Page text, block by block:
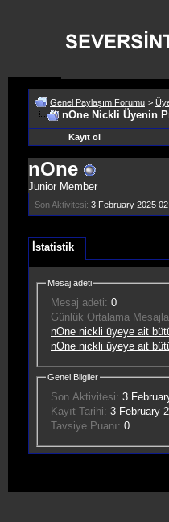
Genel Paylaşım Forumu >
nOne Nickli Üyenin
Kayıt ol
nOne
Junior Member
Son Aktivitesi: 3 February 2025
İstatistik
Mesaj adeti
Mesaj adeti: 0
Günlük Ortalama
nOne nickli üyeye ait
nOne nickli üyeye ait
Genel Bilgiler
Son Aktivitesi: 3
Kayıt Tarihi: 3 February
Tavsiye Puanı: 0